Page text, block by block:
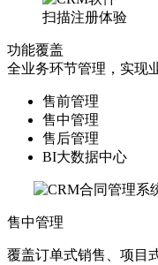
扫描注册体验
功能覆盖
全业务环节管理，实现
售前管理
售中管理
售后管理
BI大数据中心
售中管理
覆盖订单式销售、项目